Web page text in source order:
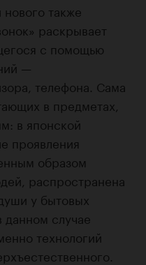
также
раскрывает
с помощью
—
телефона. Сама
в предметах,
в японской
проявления
образом
распространена
у бытовых
случае
технологий